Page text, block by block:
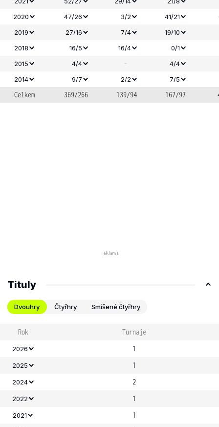
2020
47/26 3/2 41/21
2019
27/16 7/4
19/10
2018
16/5 16/4
0/1
2015
4/4 -
4/4
2014
9/7 2/2 7/5
Celkem 369/266 139/94 167/97
Tituly
Dvouhry Čtyřhry Smíšené čtyřhry
Rok Turnaje
2026 1
2025 1
2024 2
2022 1
2021 1